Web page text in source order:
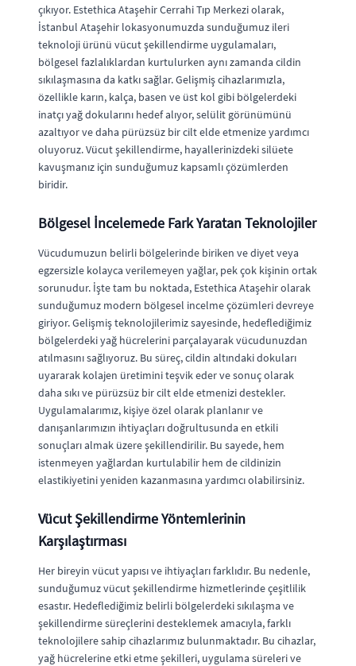
çıkıyor. Estethica Ataşehir Cerrahi Tıp Merkezi olarak,
İstanbul Ataşehir lokasyonumuzda sunduğumuz ileri
teknoloji ürünü vücut şekillendirme uygulamaları,
bölgesel fazlalıklardan kurtulurken aynı zamanda cildin
sıkılaşmasına da katkı sağlar. Gelişmiş cihazlarımızla,
özellikle karın, kalça, basen ve üst kol gibi bölgelerdeki
inatçı yağ dokularını hedef alıyor, selülit görünümünü
azaltıyor ve daha pürüzsüz bir cilt elde etmenize yardımcı
oluyoruz. Vücut şekillendirme, hayallerinizdeki silüete
kavuşmanız için sunduğumuz kapsamlı çözümlerden
biridir.
Bölgesel İncelemede Fark Yaratan Teknolojiler
Vücudumuzun belirli bölgelerinde biriken ve diyet veya
egzersizle kolayca verilemeyen yağlar, pek çok kişinin ortak
sorunudur. İşte tam bu noktada, Estethica Ataşehir olarak
sunduğumuz modern bölgesel incelme çözümleri devreye
giriyor. Gelişmiş teknolojilerimiz sayesinde, hedeflediğimiz
bölgelerdeki yağ hücrelerini parçalayarak vücudunuzdan
atılmasını sağlıyoruz. Bu süreç, cildin altındaki dokuları
uyararak kolajen üretimini teşvik eder ve sonuç olarak
daha sıkı ve pürüzsüz bir cilt elde etmenizi destekler.
Uygulamalarımız, kişiye özel olarak planlanır ve
danışanlarımızın ihtiyaçları doğrultusunda en etkili
sonuçları almak üzere şekillendirilir. Bu sayede, hem
istenmeyen yağlardan kurtulabilir hem de cildinizin
elastikiyetini yeniden kazanmasına yardımcı olabilirsiniz.
Vücut Şekillendirme Yöntemlerinin
Karşılaştırması
Her bireyin vücut yapısı ve ihtiyaçları farklıdır. Bu nedenle,
sunduğumuz vücut şekillendirme hizmetlerinde çeşitlilik
esastır. Hedeflediğimiz belirli bölgelerdeki sıkılaşma ve
şekillendirme süreçlerini desteklemek amacıyla, farklı
teknolojilere sahip cihazlarımız bulunmaktadır. Bu cihazlar,
yağ hücrelerine etki etme şekilleri, uygulama süreleri ve